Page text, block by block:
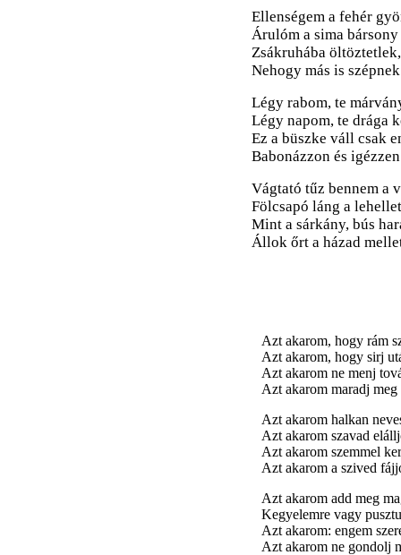
Ellenségem a fehér
Árulóm a sima bársony
Zsákruhába öltöztetlek,
Nehogy más is
Légy rabom, te
Légy napom, te drága
Ez a büszke váll csak
Babonázzon és
Vágtató tűz bennem a
Fölcsapó láng a
Mint a sárkány, bús
Állok őrt a házad
Azt akarom, hogy rám
Azt akarom, hogy sirj
Azt akarom ne menj
Azt akarom maradj meg
Azt akarom halkan
Azt akarom szavad
Azt akarom szemmel
Azt akarom a szived
Azt akarom add meg
Kegyelemre vagy
Azt akarom: engem
Azt akarom ne gondolj